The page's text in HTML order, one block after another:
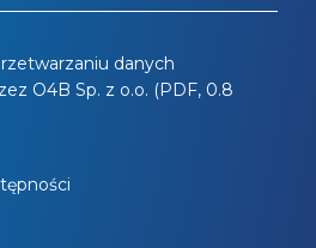
danych
O4B Sp. z o.o. (PDF, 0.8